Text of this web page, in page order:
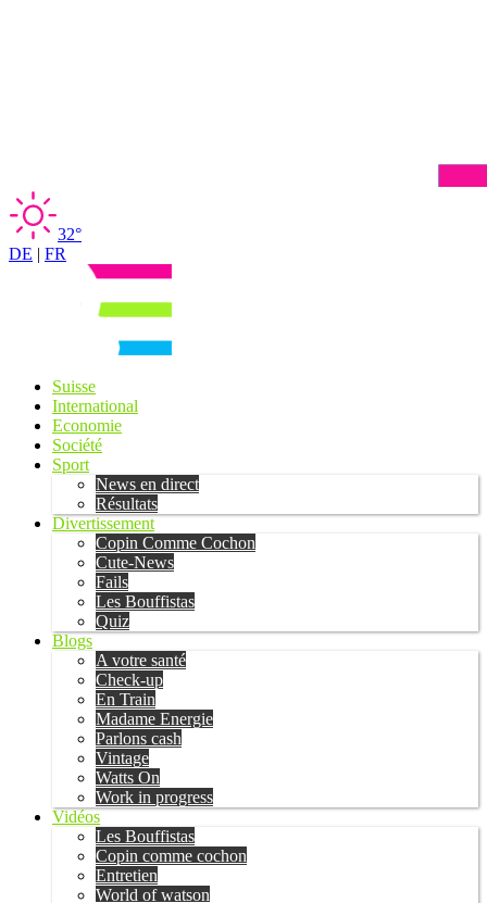
32°
DE | FR
Suisse
International
Economie
Société
Sport
News en direct
Résultats
Divertissement
Copin Comme Cochon
Cute-News
Fails
Les Bouffistas
Quiz
Blogs
A votre santé
Check-up
En Train
Madame Energie
Parlons cash
Vintage
Watts On
Work in progress
Vidéos
Les Bouffistas
Copin comme cochon
Entretien
World of watson